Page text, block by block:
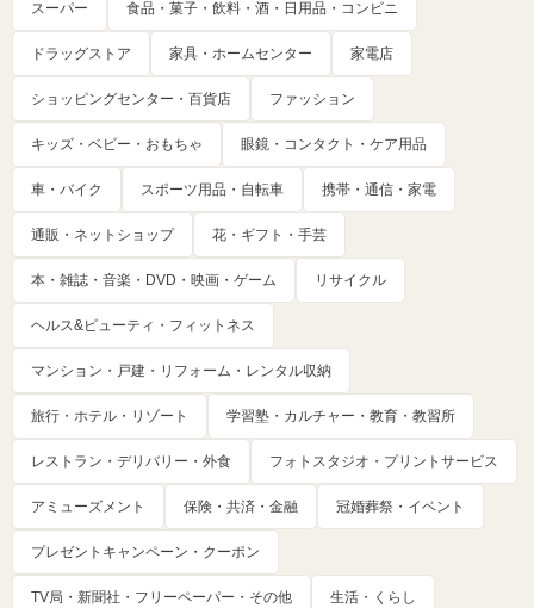
スーパー 食品・菓子・飲料・酒・日用品・コンビニ
ドラッグストア 家具・ホームセンター 家電店
ショッピングセンター・百貨店 ファッション
キッズ・ベビー・おもちゃ 眼鏡・コンタクト・ケア用品
車・バイク スポーツ用品・自転車 携帯・通信・家電
通販・ネットショップ 花・ギフト・手芸
本・雑誌・音楽・DVD・映画・ゲーム リサイクル
ヘルス&ビューティ・フィットネス
マンション・戸建・リフォーム・レンタル収納
旅行・ホテル・リゾート 学習塾・カルチャー・教育・教習所
レストラン・デリバリー・外食 フォトスタジオ・プリントサービス
アミューズメント 保険・共済・金融 冠婚葬祭・イベント
プレゼントキャンペーン・クーポン
TV局・新聞社・フリーペーパー・その他 生活・くらし